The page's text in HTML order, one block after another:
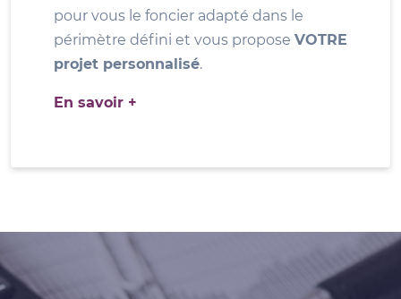
pour vous le foncier adapté dans le
périmètre défini et vous propose VOTRE
projet personnalisé.
En savoir +